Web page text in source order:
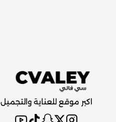
اكبر موقع للعناية والتجميل